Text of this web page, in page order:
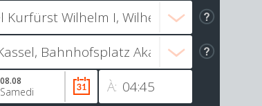
À:
08.08
Samedi